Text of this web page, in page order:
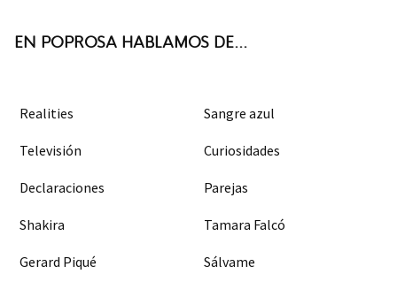
EN POPROSA HABLAMOS DE...
Realities Sangre azul
Televisión Curiosidades
Declaraciones Parejas
Shakira Tamara Falcó
Gerard Piqué Sálvame